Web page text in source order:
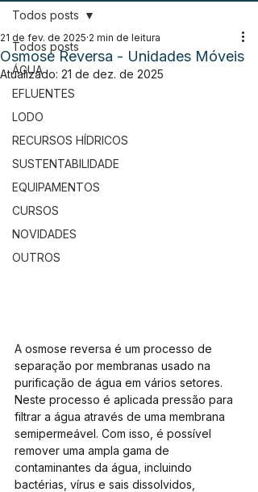
Todos posts
ÁGUA
EFLUENTES
LODO
RECURSOS HÍDRICOS
SUSTENTABILIDADE
EQUIPAMENTOS
CURSOS
NOVIDADES
OUTROS
Todos posts
Osmose Reversa - Unidades Móveis
21 de fev. de 2025 2 min de leitura
Atualizado: 21 de dez. de 2025
A osmose reversa é um processo de
separação por membranas usado na
purificação de água em vários setores.
Neste processo é aplicada pressão para
filtrar a água através de uma membrana
semipermeável. Com isso, é possível
remover uma ampla gama de
contaminantes da água, incluindo
bactérias, vírus e sais dissolvidos,